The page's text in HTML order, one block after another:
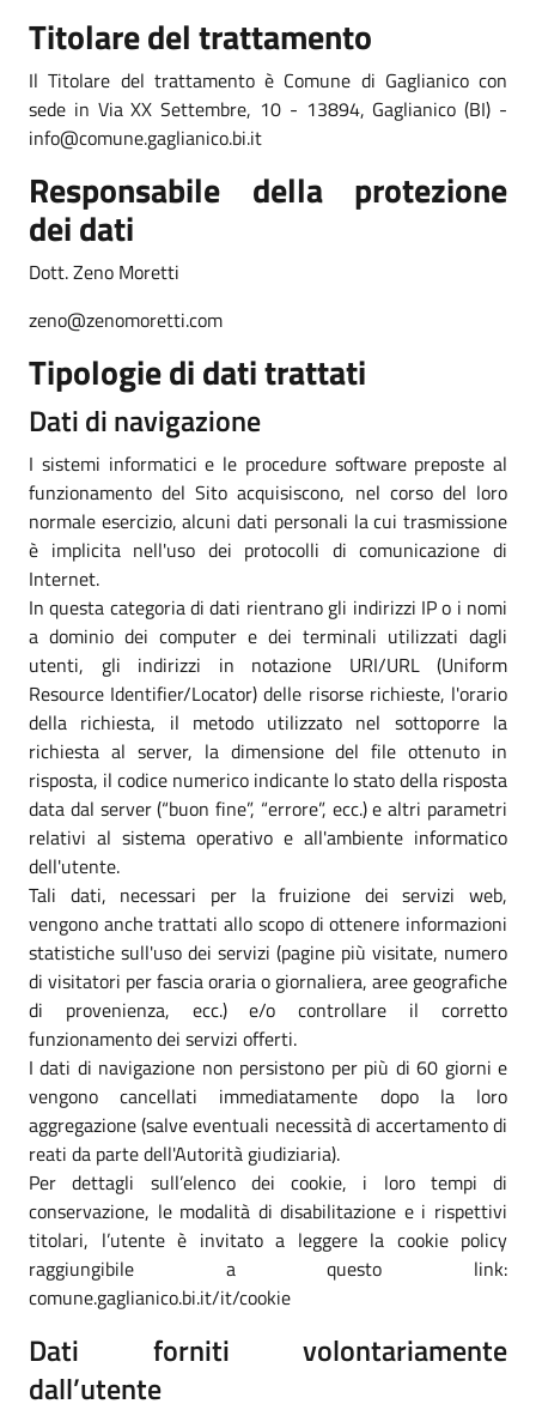
Titolare del trattamento
Il Titolare del trattamento è Comune di Gaglianico con
sede in Via XX Settembre, 10 - 13894, Gaglianico (BI) -
info@comune.gaglianico.bi.it
Responsabile della protezione
dei dati
Dott. Zeno Moretti
zeno@zenomoretti.com
Tipologie di dati trattati
Dati di navigazione
I sistemi informatici e le procedure software preposte al
funzionamento del Sito acquisiscono, nel corso del loro
normale esercizio, alcuni dati personali la cui trasmissione
è implicita nell'uso dei protocolli di comunicazione di
Internet.
In questa categoria di dati rientrano gli indirizzi IP o i nomi
a dominio dei computer e dei terminali utilizzati dagli
utenti, gli indirizzi in notazione URI/URL (Uniform
Resource Identifier/Locator) delle risorse richieste, l'orario
della richiesta, il metodo utilizzato nel sottoporre la
richiesta al server, la dimensione del file ottenuto in
risposta, il codice numerico indicante lo stato della risposta
data dal server (“buon fine”, “errore”, ecc.) e altri parametri
relativi al sistema operativo e all'ambiente informatico
dell'utente.
Tali dati, necessari per la fruizione dei servizi web,
vengono anche trattati allo scopo di ottenere informazioni
statistiche sull'uso dei servizi (pagine più visitate, numero
di visitatori per fascia oraria o giornaliera, aree geografiche
di provenienza, ecc.) e/o controllare il corretto
funzionamento dei servizi offerti.
I dati di navigazione non persistono per più di 60 giorni e
vengono cancellati immediatamente dopo la loro
aggregazione (salve eventuali necessità di accertamento di
reati da parte dell'Autorità giudiziaria).
Per dettagli sull’elenco dei cookie, i loro tempi di
conservazione, le modalità di disabilitazione e i rispettivi
titolari, l’utente è invitato a leggere la cookie policy
raggiungibile a questo link:
comune.gaglianico.bi.it/it/cookie
Dati forniti volontariamente
dall’utente